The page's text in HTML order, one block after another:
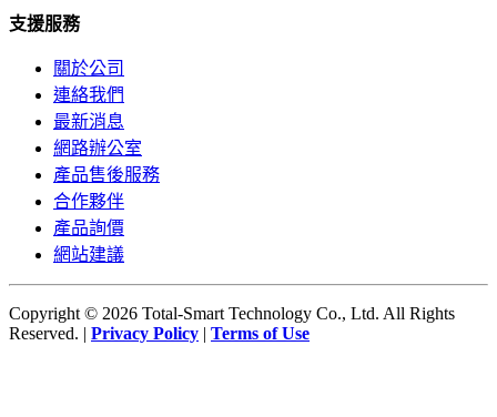
支援服務
關於公司
連絡我們
最新消息
網路辦公室
產品售後服務
合作夥伴
產品詢價
網站建議
Copyright © 2026 Total-Smart Technology Co., Ltd. All Rights
Reserved. | Privacy Policy | Terms of Use